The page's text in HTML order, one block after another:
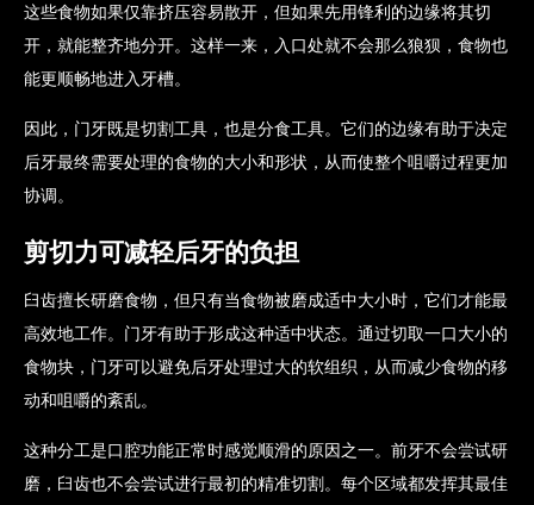
这些食物如果仅靠挤压容易散开，但如果先用锋利的边缘将其切
开，就能整齐地分开。这样一来，入口处就不会那么狼狈，食物也
能更顺畅地进入牙槽。
因此，门牙既是切割工具，也是分食工具。它们的边缘有助于决定
后牙最终需要处理的食物的大小和形状，从而使整个咀嚼过程更加
协调。
剪切力可减轻后牙的负担
臼齿擅长研磨食物，但只有当食物被磨成适中大小时，它们才能最
高效地工作。门牙有助于形成这种适中状态。通过切取一口大小的
食物块，门牙可以避免后牙处理过大的软组织，从而减少食物的移
动和咀嚼的紊乱。
这种分工是口腔功能正常时感觉顺滑的原因之一。前牙不会尝试研
磨，臼齿也不会尝试进行最初的精准切割。每个区域都发挥其最佳